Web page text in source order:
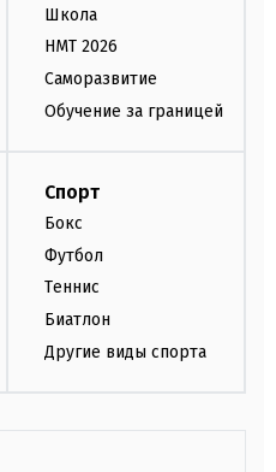
Школа
НМТ 2026
Саморазвитие
Обучение за границей
Спорт
Бокс
Футбол
Теннис
Биатлон
Другие виды спорта